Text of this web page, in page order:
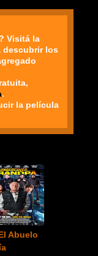
Visitá la
descubrir los
.
la película
Abuelo